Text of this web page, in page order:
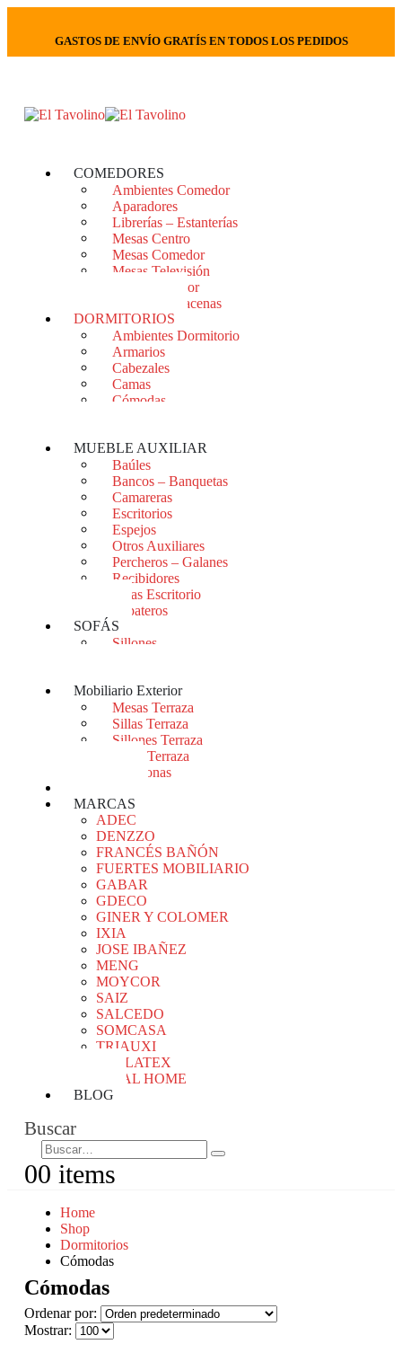
GASTOS DE ENVÍO GRATÍS EN TODOS LOS PEDIDOS
COMEDORES
Ambientes Comedor
Aparadores
Librerías – Estanterías
Mesas Centro
Mesas Comedor
Mesas Televisión
Sillas Comedor
Vitrinas – Alacenas
DORMITORIOS
Ambientes Dormitorio
Armarios
Cabezales
Camas
Cómodas
MUEBLE AUXILIAR
Baúles
Bancos – Banquetas
Camareras
Escritorios
Espejos
Otros Auxiliares
Percheros – Galanes
Recibidores
Sillas Escritorio
Zapateros
SOFÁS
Sillones
Mobiliario Exterior
Mesas Terraza
Sillas Terraza
Sillones Terraza
Sofás Terraza
Tumbonas
MARCAS
ADEC
DENZZO
FRANCÉS BAÑÓN
FUERTES MOBILIARIO
GABAR
GDECO
GINER Y COLOMER
IXIA
JOSE IBAÑEZ
MENG
MOYCOR
SAIZ
SALCEDO
SOMCASA
TRIAUXI
VALLATEX
VICAL HOME
BLOG
Buscar
00 items
Home
Shop
Dormitorios
Cómodas
Cómodas
Ordenar por:
Mostrar: